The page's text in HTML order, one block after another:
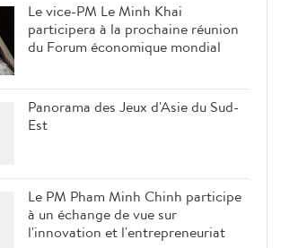
Le vice-PM Le Minh Khai
participera à la prochaine réunion
du Forum économique mondial
Panorama des Jeux d'Asie du Sud-
Est
Le PM Pham Minh Chinh participe
à un échange de vue sur
l'innovation et l'entrepreneuriat